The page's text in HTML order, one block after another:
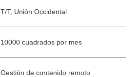
T/T, Unión Occidental
10000 cuadrados por mes
Gestión de contenido remoto